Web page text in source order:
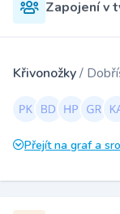
Zapojení v
Křivonožky/
Přejít na graf a